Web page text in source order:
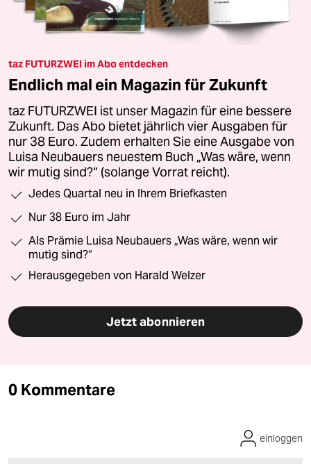
taz FUTURZWEI im Abo entdecken
Endlich mal ein Magazin für Zukunft
taz FUTURZWEI ist unser Magazin für eine bessere
Zukunft. Das Abo bietet jährlich vier Ausgaben für
nur 38 Euro. Zudem erhalten Sie eine Ausgabe von
Luisa Neubauers neuestem Buch „Was wäre, wenn
wir mutig sind?“ (solange Vorrat reicht).
Jedes Quartal neu in Ihrem Briefkasten
Nur 38 Euro im Jahr
Als Prämie Luisa Neubauers „Was wäre, wenn wir
mutig sind?“
Herausgegeben von Harald Welzer
Jetzt abonnieren
0 Kommentare
einloggen